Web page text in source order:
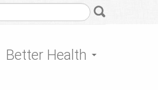
Better Health